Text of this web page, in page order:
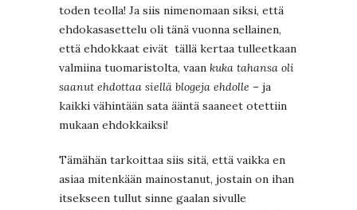
toden teolla! Ja siis nimenomaan siksi, että
ehdokasasettelu oli tänä vuonna sellainen,
että ehdokkaat eivät tällä kertaa tulleetkaan
valmiina tuomaristolta, vaan kuka tahansa oli
saanut ehdottaa siellä blogeja ehdolle – ja
kaikki vähintään sata ääntä saaneet otettiin
mukaan ehdokkaiksi!
Tämähän tarkoittaa siis sitä, että vaikka en
asiaa mitenkään mainostanut, jostain on ihan
itsekseen tullut sinne gaalan sivulle